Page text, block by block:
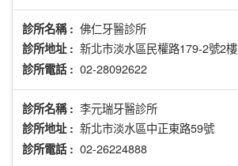
診所名稱 : 佛仁牙醫診所
診所地址 : 新北市淡水區民權路179-2號2樓
診所電話 : 02-28092622
診所名稱 : 李元瑞牙醫診所
診所地址 : 新北市淡水區中正東路59號
診所電話 : 02-26224888